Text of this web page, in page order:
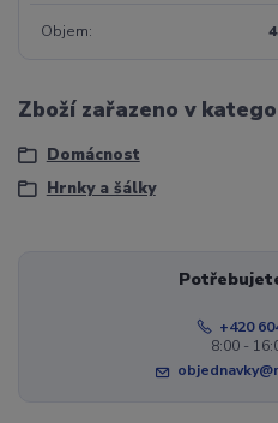
Objem
Zboží zařazeno v
Domácnost
Hrnky a šálky
+420
8:00 -